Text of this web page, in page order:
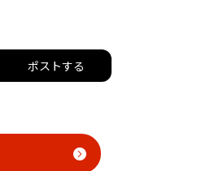
ポストする